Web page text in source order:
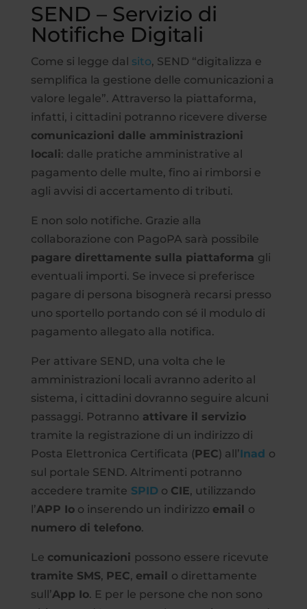
SEND – Servizio di
Notifiche Digitali
Come si legge dal sito, SEND “digitalizza e
semplifica la gestione delle comunicazioni a
valore legale”. Attraverso la piattaforma,
infatti, i cittadini potranno ricevere diverse
comunicazioni dalle amministrazioni
locali: dalle pratiche amministrative al
pagamento delle multe, fino ai rimborsi e
agli avvisi di accertamento di tributi.
E non solo notifiche. Grazie alla
collaborazione con PagoPA sarà possibile
pagare direttamente sulla piattaforma gli
eventuali importi. Se invece si preferisce
pagare di persona bisognerà recarsi presso
uno sportello portando con sé il modulo di
pagamento allegato alla notifica.
Per attivare SEND, una volta che le
amministrazioni locali avranno aderito al
sistema, i cittadini dovranno seguire alcuni
passaggi. Potranno attivare il servizio
tramite la registrazione di un indirizzo di
Posta Elettronica Certificata (PEC) all’Inad o
sul portale SEND. Altrimenti potranno
accedere tramite SPIDo CIE, utilizzando
l’APP Ioo inserendo un indirizzo email o
numero di telefono.
Le comunicazioni possono essere ricevute
tramite SMS, PEC, email o direttamente
sull’App Io. E per le persone che non sono